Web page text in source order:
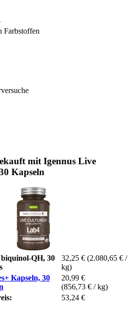
Farbstoffen
mit Igennus Live
Kapseln
QH, 30
32,25 € (2.080,65 € /
kg)
Kapseln, 30
20,99 €
(856,73 € / kg)
53,24 €